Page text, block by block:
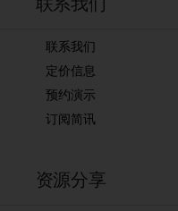
联系我们
定价信息
预约演示
订阅简讯
资源分享